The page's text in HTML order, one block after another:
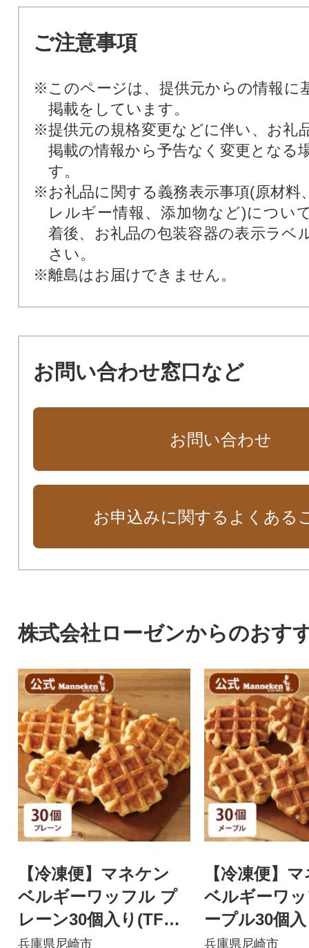
ご注意事項
※このページは、提供元からの情報に
掲載をしています。
※提供元の規格変更などに伴い、お礼
掲載の情報から予告なく変更となる
す。
※お礼品に関する義務表示事項(原材料
レルギー情報、添加物など)につい
着後、お礼品の包装容器の表示ラベ
さい。
※離島はお届けできません。
お問い合わせ窓口など
お問い合わせ
お申込みに関するよくある
株式会社ローゼンからのおす
【冷凍便】マネケン
ベルギーワッフル プ
レーン30個入り(TFRB
-P30)
兵庫県尼崎市
【冷凍便】
ベルギーワ
ープル30個
-M30)
兵庫県尼崎市